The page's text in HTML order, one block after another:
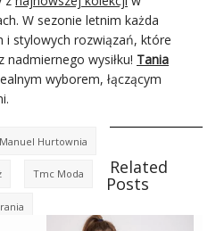
W sezonie letnim każda
i stylowych rozwiązań, które
wysiłku! Tania
wyborem, łączącym
Hurtownia
Tmc Moda Related
Posts